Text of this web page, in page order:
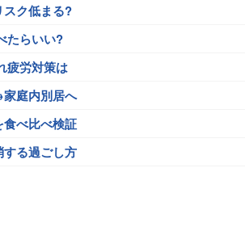
ク低まる?
たらいい?
疲労対策は
庭内別居へ
べ比べ検証
る過ごし方